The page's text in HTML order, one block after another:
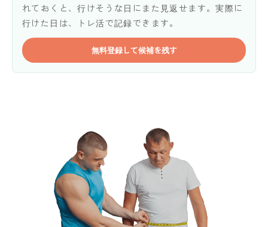
れておくと、行けそうな日にまた見返せます。実際に
行けた日は、トレ活で記録できます。
無料登録して候補を残す